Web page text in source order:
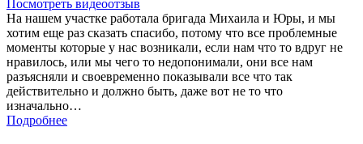
Посмотреть видеоотзыв
На нашем участке работала бригада Михаила и Юры, и мы
хотим еще раз сказать спасибо, потому что все проблемные
моменты которые у нас возникали, если нам что то вдруг не
нравилось, или мы чего то недопонимали, они все нам
разъясняли и своевременно показывали все что так
действительно и должно быть, даже вот не то что
изначально…
Подробнее